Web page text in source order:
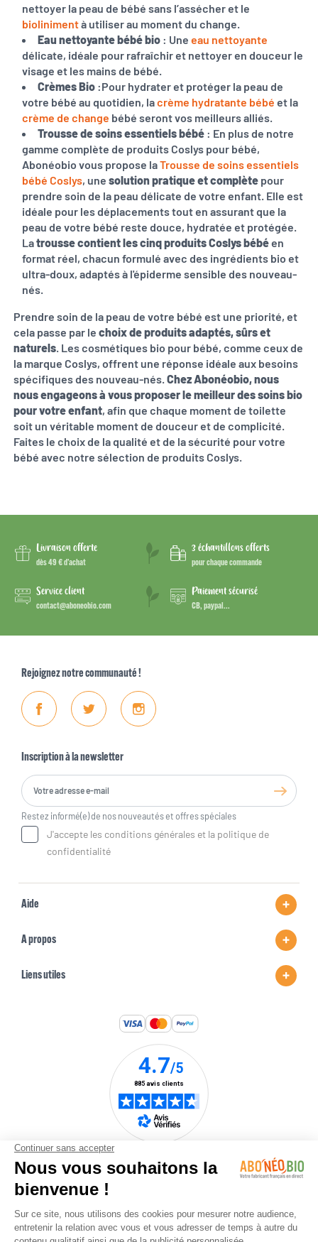
nettoyer la peau de bébé sans l’assécher et le
biolinimentà utiliser au moment du change.
Eau nettoyante bébé bio : Une eau nettoyante
délicate, idéale pour rafraîchir et nettoyer en douceur le
visage et les mains de bébé.
Crèmes Bio :Pour hydrater et protéger la peau de
votre bébé au quotidien, lacrème hydratante bébé et la
crème de change bébé seront vos meilleurs alliés.
Trousse de soins essentiels bébé : En plus de notre
gamme complète de produits Coslys pour bébé,
Abonéobio vous propose laTrousse de soins essentiels
bébé Coslys, une solution pratique et complète pour
prendre soin de la peau délicate de votre enfant. Elle est
idéale pour les déplacements tout en assurant que la
peau de votre bébé reste douce, hydratée et protégée.
Latrousse contient les cinq produits Coslys bébéen
format réel, chacun formulé avec des ingrédients bio et
ultra-doux, adaptés à l'épiderme sensible des nouveau-
nés.
Prendre soin de la peau de votre bébé est une priorité, et
cela passe par le choix de produits adaptés, sûrs et
naturels . Les cosmétiques bio pour bébé, comme ceux de
la marque Coslys, offrent une réponse idéale aux besoins
spécifiques des nouveau-nés. Chez Abonéobio, nous
nous engageons à vous proposer le meilleur des soins bio
pour votre enfant, afin que chaque moment de toilette
soit un véritable moment de douceur et de complicité.
Faites le choix de la qualité et de la sécurité pour votre
bébé avec notre sélection de produits Coslys.
Livraison offerte
dès 49 € d’achat
3 échantillons offerts
pour chaque commande
Service client
contact@aboneobio.com
Paiement sécurisé
CB, paypal...
Rejoignez notre communauté !
FacebookTwitter Instagram
Inscription à la newsletter
Restez informé(e) de nos nouveautés et offres spéciales
J'accepte les conditions générales et la politique de
confidentialité
Aide
A propos
Liens utiles
Une marque du